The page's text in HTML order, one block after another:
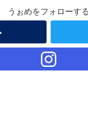
うぉめをフォローする